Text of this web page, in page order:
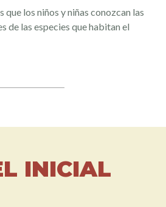
que los niños y niñas conozcan las
de las especies que habitan el
INICIAL